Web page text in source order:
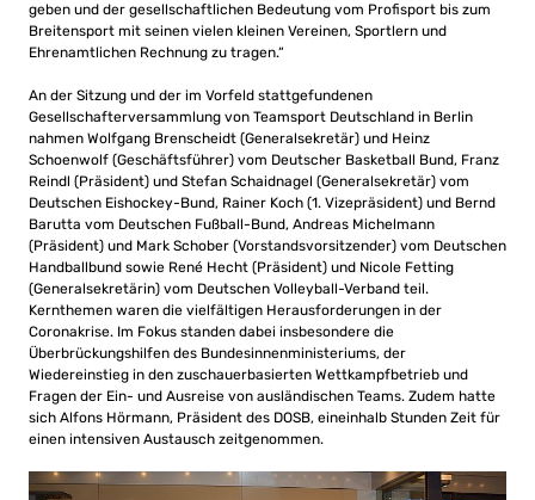
geben und der gesellschaftlichen Bedeutung vom Profisport bis zum
Breitensport mit seinen vielen kleinen Vereinen, Sportlern und
Ehrenamtlichen Rechnung zu tragen.“
An der Sitzung und der im Vorfeld stattgefundenen
Gesellschafterversammlung von Teamsport Deutschland in Berlin
nahmen Wolfgang Brenscheidt (Generalsekretär) und Heinz
Schoenwolf (Geschäftsführer) vom Deutscher Basketball Bund, Franz
Reindl (Präsident) und Stefan Schaidnagel (Generalsekretär) vom
Deutschen Eishockey-Bund, Rainer Koch (1. Vizepräsident) und Bernd
Barutta vom Deutschen Fußball-Bund, Andreas Michelmann
(Präsident) und Mark Schober (Vorstandsvorsitzender) vom Deutschen
Handballbund sowie René Hecht (Präsident) und Nicole Fetting
(Generalsekretärin) vom Deutschen Volleyball-Verband teil.
Kernthemen waren die vielfältigen Herausforderungen in der
Coronakrise. Im Fokus standen dabei insbesondere die
Überbrückungshilfen des Bundesinnenministeriums, der
Wiedereinstieg in den zuschauerbasierten Wettkampfbetrieb und
Fragen der Ein- und Ausreise von ausländischen Teams. Zudem hatte
sich Alfons Hörmann, Präsident des DOSB, eineinhalb Stunden Zeit für
einen intensiven Austausch zeitgenommen.